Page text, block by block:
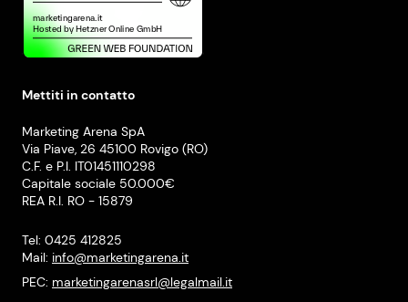
Mettiti in contatto
Marketing Arena SpA
Via Piave, 26 45100 Rovigo (RO)
C.F. e P.I. IT01451110298
Capitale sociale 50.000€
REA R.I. RO - 15879
Tel: 0425 412825
Mail: info@marketingarena.it
PEC: marketingarenasrl@legalmail.it